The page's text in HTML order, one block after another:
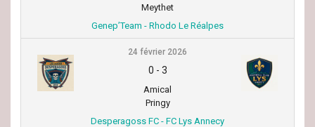
Meythet
Genep’Team - Rhodo Le Réalpes
24 février 2026
0 - 3
Amical
Pringy
Desperagoss FC - FC Lys Annecy